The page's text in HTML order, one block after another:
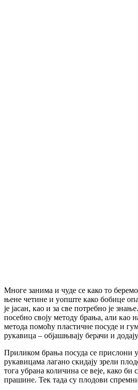
Многе занима и чуде се како то
њене четине и уопште како бобице
је јасан, као и за све потребно је
посебно своју методу брања, али као
метода помоћу пластичне посуде и
рукавица – објашњвају берачи и
Приликом брања посуда се прислони
рукавицама лагано скидају зрели
тога убрана количина се веје, како би
прашине. Тек тада су плодови